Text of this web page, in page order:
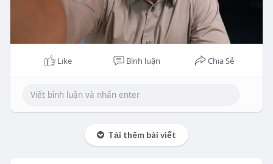
Like Bình luận Chia Sẻ
Tải thêm bài viết